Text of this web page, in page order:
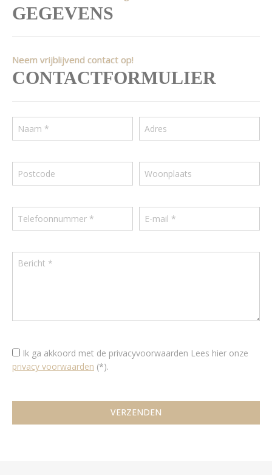
GEGEVENS
Neem vrijblijvend contact op!
CONTACTFORMULIER
Ik ga akkoord met de privacyvoorwaarden Lees hier onze
privacy voorwaarden (*).